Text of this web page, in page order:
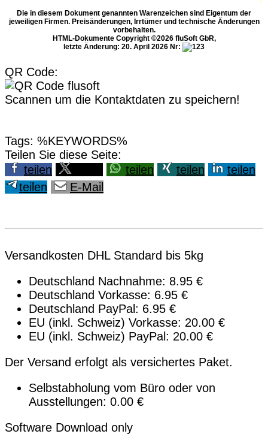
Die in diesem Dokument genannten Warenzeichen sind Eigentum der
jeweiligen Firmen. Preisänderungen, Irrtümer und technische Änderungen
vorbehalten.
HTML-Dokumente Copyright ©2026 fluSoft GbR,
letzte Änderung: 20. April 2026 Nr:
QR Code:
Scannen um die Kontaktdaten zu speichern!
Tags: %KEYWORDS%
Teilen Sie diese Seite:
teilen
teilen teilen
teilen
teilen
E-Mail
Versandkosten DHL Standard bis 5kg
Deutschland Nachnahme: 8.95 €
Deutschland Vorkasse: 6.95 €
Deutschland PayPal: 6.95 €
EU (inkl. Schweiz) Vorkasse: 20.00 €
EU (inkl. Schweiz) PayPal: 20.00 €
Der Versand erfolgt als versichertes Paket.
Selbstabholung vom Büro oder von
Ausstellungen: 0.00 €
Software Download only